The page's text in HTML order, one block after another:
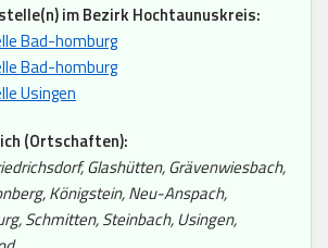
im Bezirk Hochtaunuskreis:
Bad-homburg
Bad-homburg
Usingen
(Ortschaften):
Glashütten, Grävenwiesbach,
Königstein, Neu-Anspach,
Schmitten, Steinbach, Usingen,